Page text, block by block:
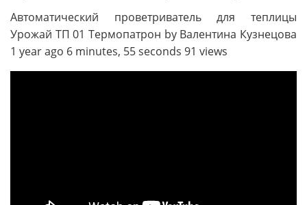
Автоматический проветриватель для теплицы
Урожай ТП 01 Термопатрон by Валентина Кузнецова
1 year ago 6 minutes, 55 seconds 91 views